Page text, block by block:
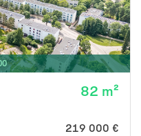
82 m²
219 000 €